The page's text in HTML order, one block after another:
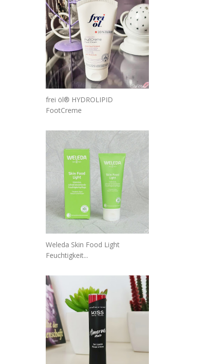
frei öl® HYDROLIPID
FootCreme
Weleda Skin Food Light
Feuchtigkeit...